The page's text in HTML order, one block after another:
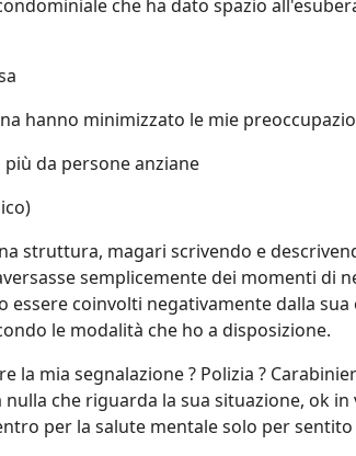
che ha dato spazio
hanno minimizzato le mie
da persone anziane
struttura, magari scrivendo e
semplicemente dei momenti di
coinvolti negativamente dalla
le modalità che ho a disposizione.
mia segnalazione ? Polizia ?
che riguarda la sua situazione, ok
per la salute mentale solo per